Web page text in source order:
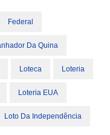
Federal
Da Quina
Loteca Loteria
Loteria EUA
Loto Da Independência